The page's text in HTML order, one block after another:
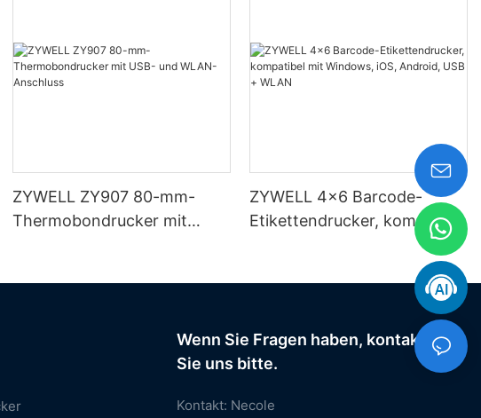
ZYWELL ZY907 80-mm-
Thermobondrucker mit
ZYWELL 4x6 Barcode-
Etikettendrucker, kompatibel
mit Windows, iOS, Android,
Wenn Sie Fragen haben, kontaktieren
Sie uns bitte.
Kontakt: Necole